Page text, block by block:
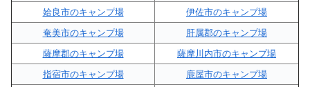
姶良市のキャンプ場
伊佐市のキャンプ場
奄美市のキャンプ場
肝属郡のキャンプ場
薩摩郡のキャンプ場
薩摩川内市のキャンプ場
指宿市のキャンプ場
鹿屋市のキャンプ場